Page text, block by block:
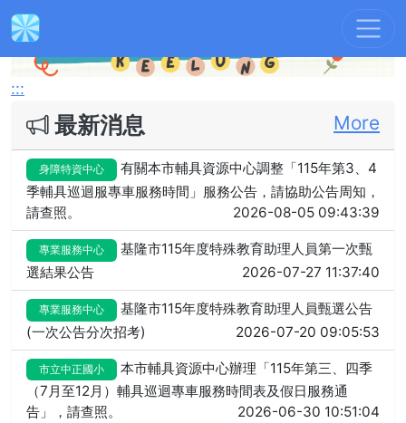
:::
More
最新消息
身障特資中心
有關本市輔具資源中心調整「115年第3、4
季輔具巡迴服專車服務時間」服務公告，請協助公告周知，
請查照。
2026-08-05 09:43:39
專業服務中心
基隆市115年度特殊教育助理人員第一次甄
選結果公告
2026-07-27 11:37:40
專業服務中心
基隆市115年度特殊教育助理人員甄選公告
(一次公告分次招考)
2026-07-20 09:05:53
市立中正國小
本市輔具資源中心辦理「115年第三、四季
（7月至12月）輔具巡迴專車服務時間表及假日服務通
告」，請查照。
2026-06-30 10:51:04